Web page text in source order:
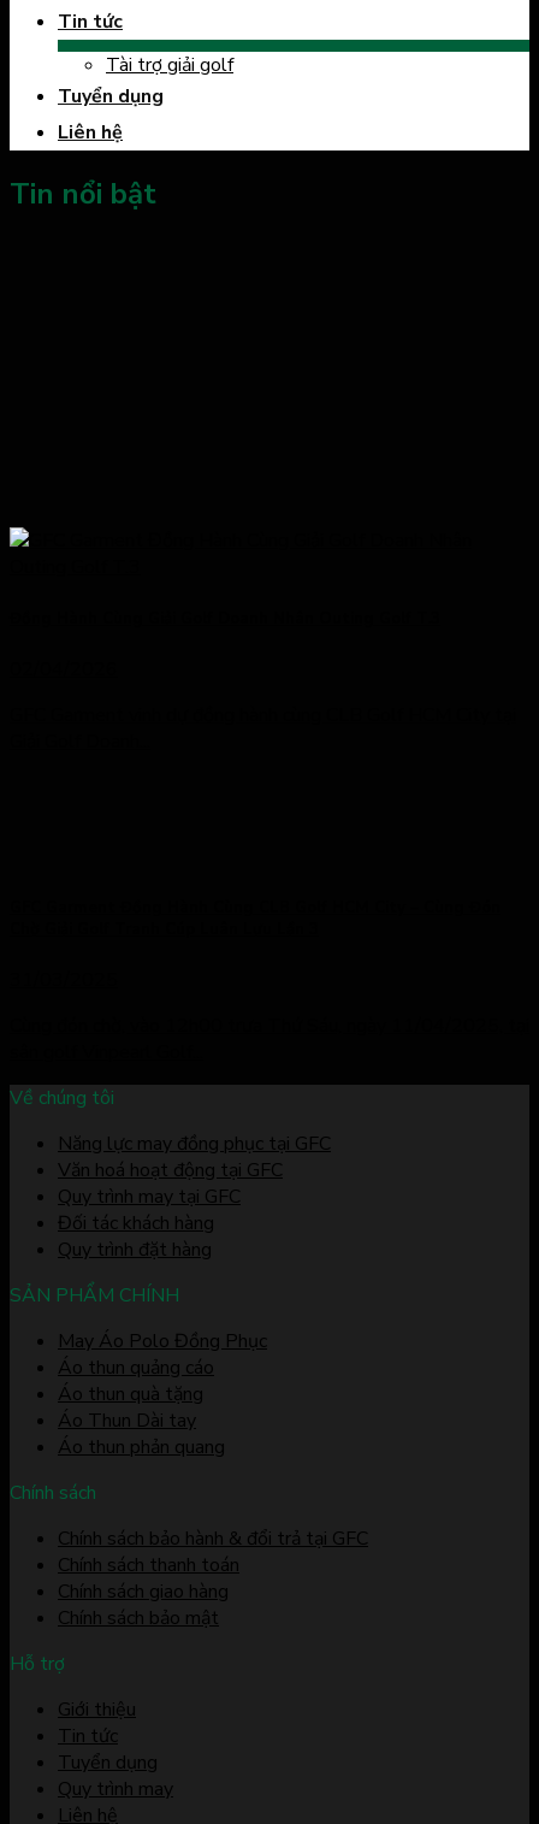
Tin tức
Tài trợ giải golf
Tuyển dụng
Liên hệ
Tin nổi bật
Về chúng tôi
Năng lực may đồng phục tại GFC
Văn hoá hoạt động tại GFC
Quy trình may tại GFC
Đối tác khách hàng
Quy trình đặt hàng
SẢN PHẨM CHÍNH
May Áo Polo Đồng Phục
Áo thun quảng cáo
Áo thun quà tặng
Áo Thun Dài tay
Áo thun phản quang
Chính sách
Chính sách bảo hành & đổi trả tại GFC
Chính sách thanh toán
Chính sách giao hàng
Chính sách bảo mật
Hỗ trợ
Giới thiệu
Tin tức
Tuyển dụng
Quy trình may
Liên hệ